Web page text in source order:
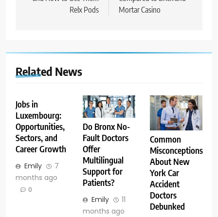
Relx Pods
Mortar Casino
Related News
Jobs in
Luxembourg:
Opportunities,
Sectors, and
Career Growth
Emily
7
months ago
0
Do Bronx No-
Fault Doctors
Offer
Multilingual
Support for
Patients?
Emily
11
months ago
Common
Misconceptions
About New
York Car
Accident
Doctors
Debunked